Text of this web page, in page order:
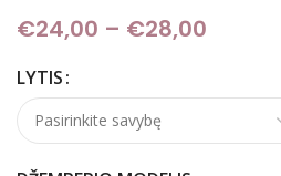
€24,00 – €28,00
LYTIS